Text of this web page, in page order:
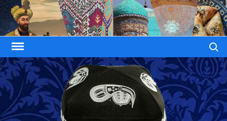
Skip
to
content